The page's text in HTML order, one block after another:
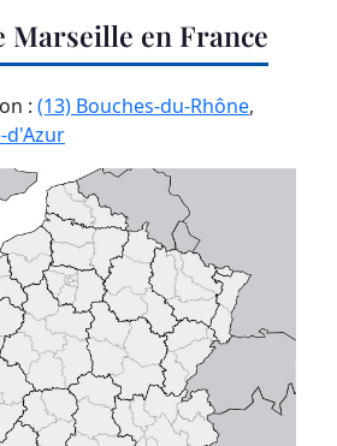
Marseille en France
: (13) Bouches-du-Rhône,
d'Azur